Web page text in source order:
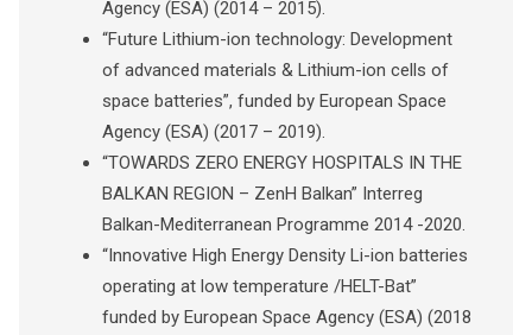
Agency (ESA) (2014 – 2015).
“Future Lithium-ion technology: Development
of advanced materials & Lithium-ion cells of
space batteries”, funded by European Space
Agency (ESA) (2017 – 2019).
“TOWARDS ZERO ENERGY HOSPITALS IN THE
BALKAN REGION – ZenH Balkan” Interreg
Balkan-Mediterranean Programme 2014 -2020.
“Innovative High Energy Density Li-ion batteries
operating at low temperature /HELT-Bat”
funded by European Space Agency (ESA) (2018